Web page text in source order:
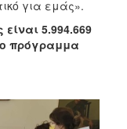
για εμάς».
5.994.669
πρόγραμμα